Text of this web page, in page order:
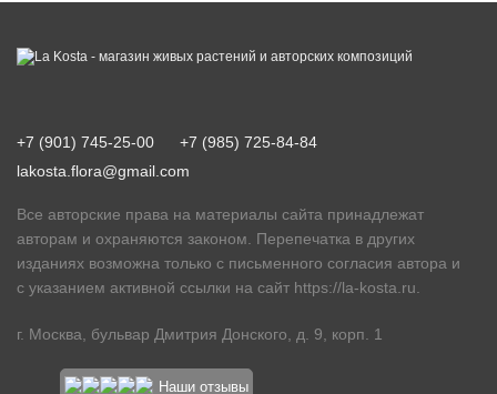
+7 (901) 745-25-00
+7 (985) 725-84-84
lakosta.flora@gmail.com
Все авторские права на материалы сайта принадлежат
авторам и охраняются законом. Перепечатка в других
изданиях возможна только с письменного согласия автора и
с указанием активной ссылки на сайт https://la-kosta.ru
г. Москва, бульвар Дмитрия Донского, д. 9, корп. 1
Наши отзывы